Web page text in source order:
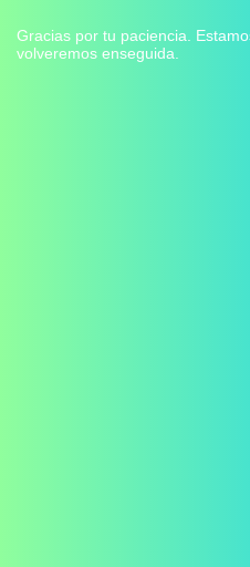
Gracias por tu paciencia.
volveremos enseguida.